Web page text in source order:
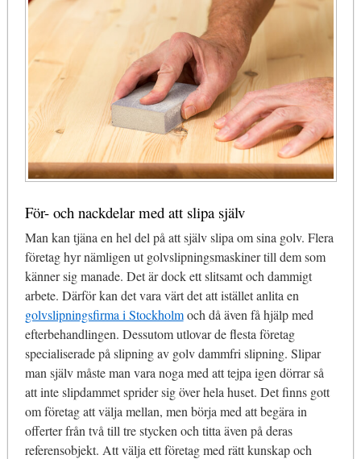
För- och nackdelar med att slipa själv
Man kan tjäna en hel del på att själv slipa om sina golv. Flera
företag hyr nämligen ut golvslipningsmaskiner till dem som
känner sig manade. Det är dock ett slitsamt och dammigt
arbete. Därför kan det vara värt det att istället anlita en
golvslipningsfirma i Stockholmoch då även få hjälp med
efterbehandlingen. Dessutom utlovar de flesta företag
specialiserade på slipning av golv dammfri slipning. Slipar
man själv måste man vara noga med att tejpa igen dörrar så
att inte slipdammet sprider sig över hela huset. Det finns gott
om företag att välja mellan, men börja med att begära in
offerter från två till tre stycken och titta även på deras
referensobjekt. Att välja ett företag med rätt kunskap och